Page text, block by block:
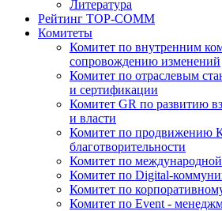
Литература
Рейтинг TOP-COMM
Комитеты
Комитет по внутренним
сопровождению изменений
Комитет по отраслевым
и сертификации
Комитет GR по развитию
и власти
Комитет по продвижению
благотворительности
Комитет по международной
Комитет по Digital-
Комитет по
Комитет по Event -